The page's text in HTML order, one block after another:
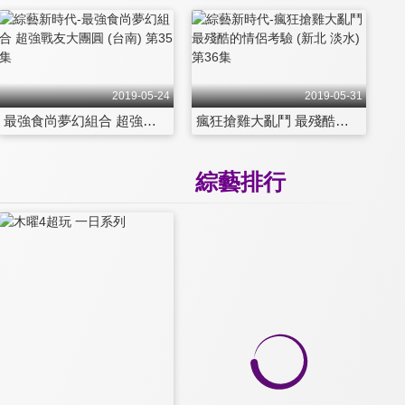
2019-05-24
最強食尚夢幻組合 超強戰友大團圓 (台南) 第35集
2019-05-31
瘋狂搶雞大亂鬥 最殘酷的情侶考驗 (新北 淡水) 第36集
綜藝排行